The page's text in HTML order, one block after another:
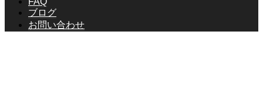
ブログ
お問い合わせ